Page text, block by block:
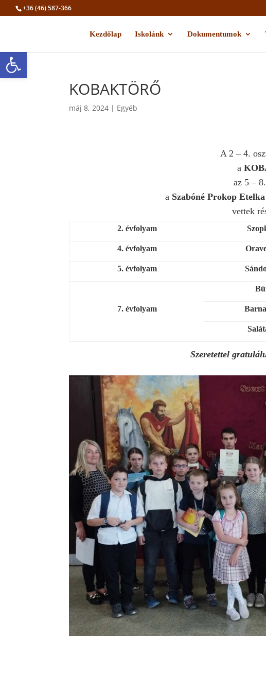
Eszköztár megnyitása
+36 (46) 587-366
Kezdőlap Iskolánk Dokumentumok
KOBAKTÖRŐ
máj 8, 2024 | Egyéb
A 2 – 4.
a
az 5 –
a Szabóné Prokop
vettek
2. évfolyam
4. évfolyam
5. évfolyam
7. évfolyam
Szeretettel